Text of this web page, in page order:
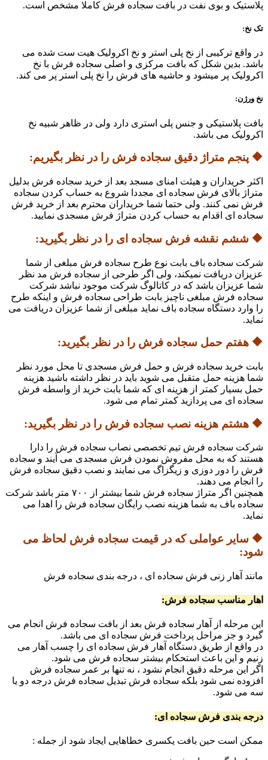
پلاستیک و بوی نفت در بافت سجاده فرش کاملا مشخص است.
تک نخ:
در واقع ترکیبی از نخ پلی استر و نخ اکرولیک هیت ست شده می
باشد. بدین شکل که بافت مرکزی و اصلی سجاده فرش با نخ
اکرولیک پر میشود و حاشیه های فرش را نخ پلی استر پر می کند.
نخ ورژن:
بافت پلاستیکی و جنس پلی استری دارد ولی در ظاهر شبیه نخ
اکرولیک می باشد.
🔶 پنجم متراژ دقیق سجاده فرش را در نظر بگیریم:
اکثر خریداران و هیئت امنای مسجد بعد از خرید سجاده فرش بدلیل
متراژ بالای فرش سجاده ای مجددا شروع به حساب کردن سجاده
فرش نمی کنند. ولی حتما شما خریداران محترم بعد از خرید فرش
سجاده ای اقدام به حساب کردن متراژ فرش مسجدی نمایید.
🔶 ششم نقشه فرش سجاده ای را در نظر بگیرید:
شرکت سجاده باف بابت نوع طرح سجاده فرش مبلغی از شما
عزیزان دریافت نمیکند، ولی اگر طرحی از سجاده فرش مد نظر
شما عزیزان باشد که در کاتالوگ شرکت موجود نباشد شرکت
سجاده فرش مبلغی ناچیز بابت طراحی سجاده فرش و اینکه طرح
را وارد دستگاه سجاده باف نماید مبلغی از شما عزیزان دریافت می
نماید.
🔶 هفتم حمل سجاده فرش را در نظر بگیرید:
بابت خرید سجاده فرش و حمل فرش مسجدی تا محل مورد نظر
شما هزینه حمل متقبل می شوید باید در نظر داشته باشید هزینه
حمل بسیار کمتر از هزینه ای که شما بابت خرید از واسطه فرش
سجاده ای می پردازید کمتر تمام می شود.
🔶 هشتم هزینه نصب سجاده فرش را در نظر بگیرید:
شرکت سجاده فرش تیم تخصصی نصاب سجاده فرش را دارا
هستند که به محل مفروش نمودن فرش مسجدی می آیند و سجاده
فرش را دور دوزی و زیگزاگ می نمایند و نصب دقیق سجاده فرش
را انجام می دهند.
همچنین اگر متراژ سجاده فرش شما بیشتر از ۷۰۰ متر باشد شرکت
سجاده باف به شما هزینه نصب رایگان سجاده فرش را اهدا می
نماید.
🔶 سایر عواملی که در قیمت سجاده فرش لحاظ می
شود:
مانند آهار زنی فرش سجاده ای ، درجه بندی سجاده فرش
اهار مناسب سجاده فرش:
این مرحله از آهار سجاده فرش بعد از بافت سجاده فرش انجام می
گیرد و جز مراحل پرداخت فرش سجاده ای می باشد.
در واقع از طریق دستگاه آهار فرش سجاده ای را چسب آهار می
زنیم و این باعث استحکام بیشتر سجاده فرش می شود.
اگر این مرحله دقیق انجام نشود ، نه تنها بر عمر سجاده فرش
افزوده نمی شود بلکه سجاده فرش تبدیل سجاده فرش درجه دو یا
سه می شود.
درجه بندی فرش سجاده ای:
ممکن است حین بافت یکسری خطاهایی ایجاد شود از جمله :